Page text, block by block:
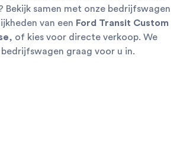
Bekijk samen met onze bedrijfswagen
van een Ford Transit Custom
, of kies voor directe verkoop. We
graag voor u in.